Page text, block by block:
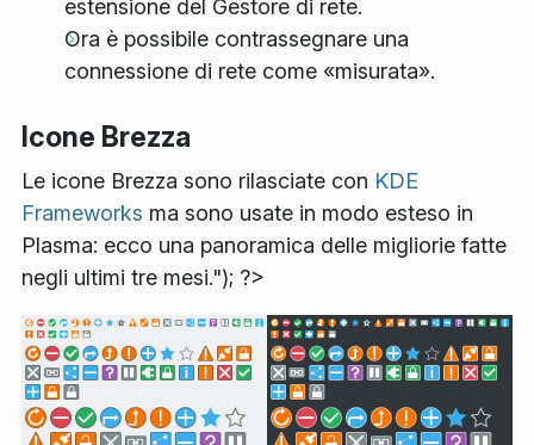
estensione del Gestore di rete.
Ora è possibile contrassegnare una
connessione di rete come «misurata».
Icone Brezza
Le icone Brezza sono rilasciate con KDE
Frameworks ma sono usate in modo esteso in
Plasma: ecco una panoramica delle migliorie fatte
negli ultimi tre mesi."); ?>